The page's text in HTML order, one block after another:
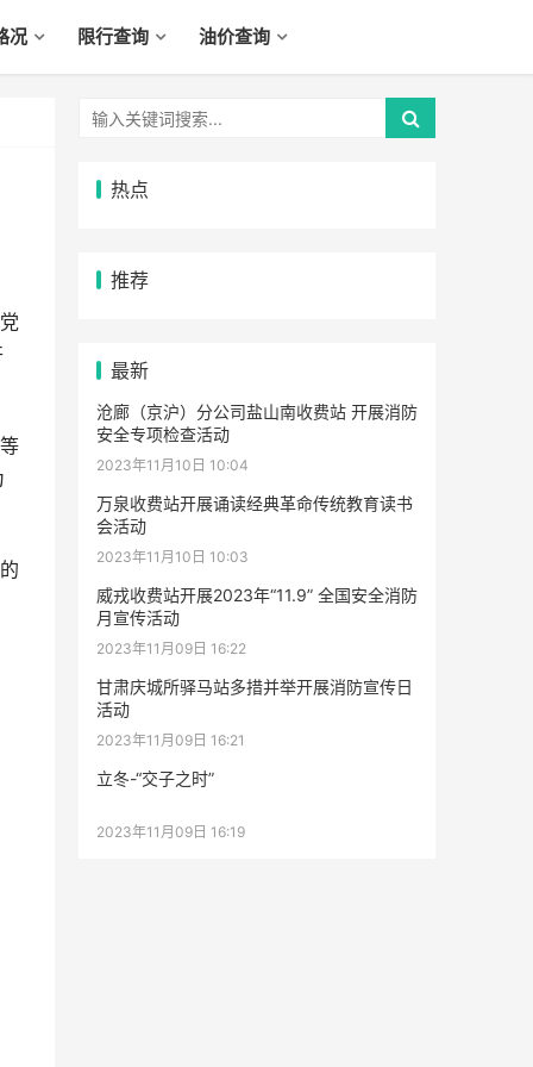
况 限行查询 油价查询
热点
推荐
最新
沧廊（京沪）分公司盐山南收费站 开展消防
安全专项检查活动
2023年11月10日 10:04
万泉收费站开展诵读经典革命传统教育读书
会活动
2023年11月10日 10:03
威戎收费站开展2023年“11.9” 全国安全消防
月宣传活动
2023年11月09日 16:22
甘肃庆城所驿马站多措并举开展消防宣传日
活动
2023年11月09日 16:21
立冬-“交子之时”
2023年11月09日 16:19